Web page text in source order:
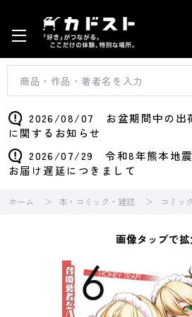
2026/08/07 お盆期間中の出
に関するお知らせ
2026/07/29 令和8年熊本地震
お届け遅延につきまして
ホーム 本・コミック・雑誌 コミック
画像タップで拡